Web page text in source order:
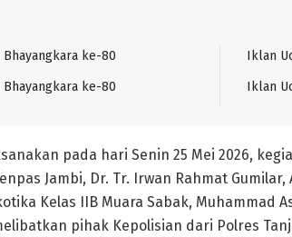
ke-80
ke-80
Iklan
Iklan
pada hari Senin 25 Mei 2026,
Jambi, Dr. Tr. Irwan Rahmat Gumilar,
Kelas IIB Muara Sabak, Muhammad
pihak Kepolisian dari Polres